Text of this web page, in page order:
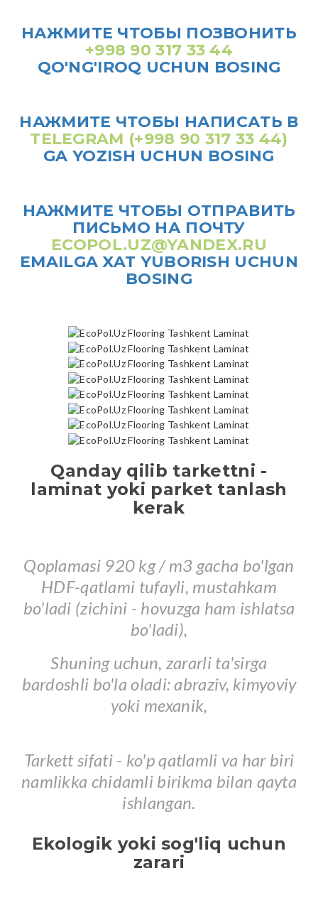
НАЖМИТЕ ЧТОБЫ ПОЗВОНИТЬ
+998 90 317 33 44
QO'NG'IROQ UCHUN BOSING
НАЖМИТЕ ЧТОБЫ НАПИСАТЬ В
TELEGRAM (+998 90 317 33 44)
GA YOZISH UCHUN BOSING
НАЖМИТЕ ЧТОБЫ ОТПРАВИТЬ
ПИСЬМО НА ПОЧТУ
ECOPOL.UZ@YANDEX.RU
EMAILGA XAT YUBORISH UCHUN
BOSING
Qanday qilib tarkettni -
laminat yoki parket tanlash
kerak
Qoplamasi 920 kg / m3 gacha bo'lgan
HDF-qatlami tufayli, mustahkam
bo'ladi (zichini - hovuzga ham ishlatsa
bo'ladi),
Shuning uchun, zararli ta'sirga
bardoshli bo'la oladi: abraziv, kimyoviy
yoki mexanik,
Tarkett sifati - ko'p qatlamli va har biri
namlikka chidamli birikma bilan qayta
ishlangan.
Ekologik yoki sog'liq uchun
zarari